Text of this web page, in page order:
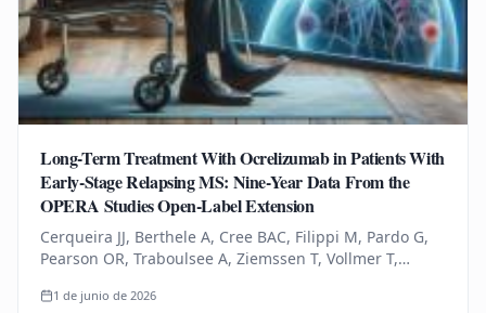
Long-Term Treatment With Ocrelizumab in Patients With
Early-Stage Relapsing MS: Nine-Year Data From the
OPERA Studies Open-Label Extension
Cerqueira JJ, Berthele A, Cree BAC, Filippi M, Pardo G,
Pearson OR, Traboulsee A, Ziemssen T, Vollmer T,
Schneble HM, Thanei…
1 de junio de 2026